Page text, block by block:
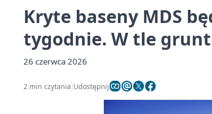
Kryte baseny MDS
tygodnie. W tle
26 czerwca 2026
2 min czytania Udostępnij